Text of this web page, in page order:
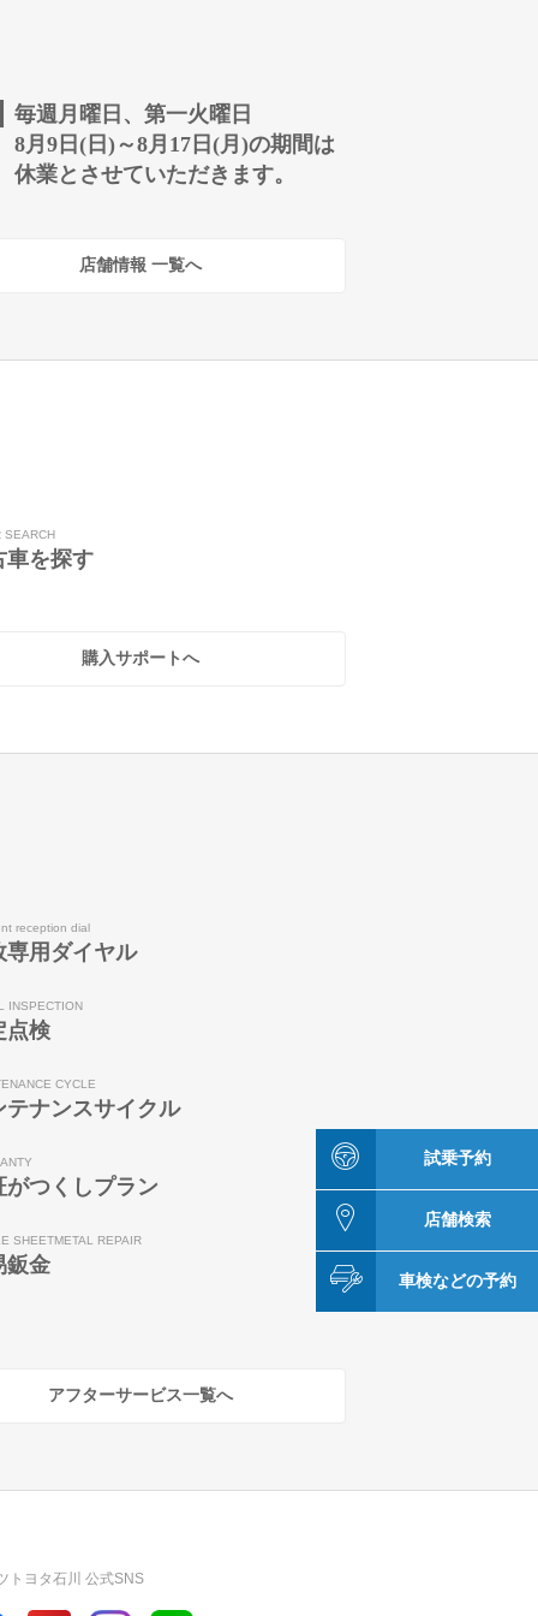
試乗予約
店舗検索
車検などの予約
毎週月曜日、第一火曜日
8月9日(日)～8月17日(月)の期間は
休業とさせていただきます。
店舗情報 一覧へ
SEARCH
車を探す
購入サポートへ
reception dial
専用ダイヤル
INSPECTION
点検
CYCLE
テナンスサイクル
がつくしプラン
SHEETMETAL REPAIR
鈑金
アフターサービス一覧へ
トヨタ石川 公式SNS